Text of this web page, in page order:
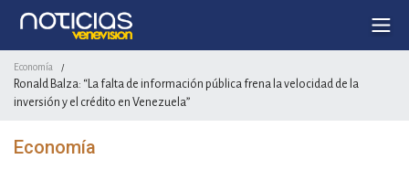
Economía /
Ronald Balza: “La falta de información pública frena la velocidad de la
inversión y el crédito en Venezuela”
Economía